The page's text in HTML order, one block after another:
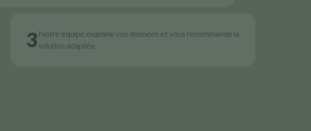
3 Notre équipe examine vos données et vous recommande la
solution adaptée.